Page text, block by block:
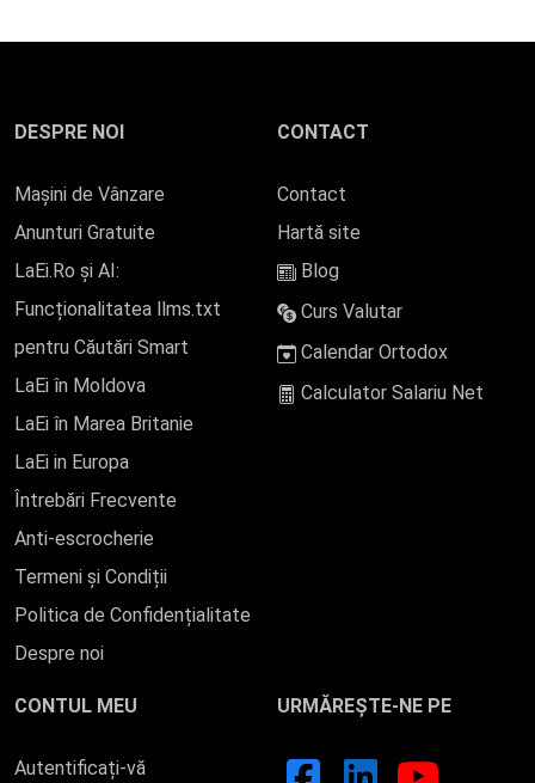
DESPRE NOI
Mașini de Vânzare
Anunturi Gratuite
LaEi.Ro și AI:
Funcționalitatea llms.txt
pentru Căutări Smart
LaEi în Moldova
LaEi în Marea Britanie
LaEi in Europa
Întrebări Frecvente
Anti-escrocherie
Termeni și Condiții
Politica de Confidențialitate
Despre noi
CONTACT
Contact
Hartă site
Blog
Curs Valutar
Calendar Ortodox
Calculator Salariu Net
CONTUL MEU
Autentificați-vă
URMĂREȘTE-NE PE